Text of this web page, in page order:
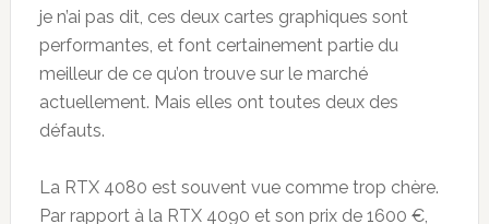
je n’ai pas dit, ces deux cartes graphiques sont
performantes, et font certainement partie du
meilleur de ce qu’on trouve sur le marché
actuellement. Mais elles ont toutes deux des
défauts.
La RTX 4080 est souvent vue comme trop chère.
Par rapport à la RTX 4090 et son prix de 1600 €,